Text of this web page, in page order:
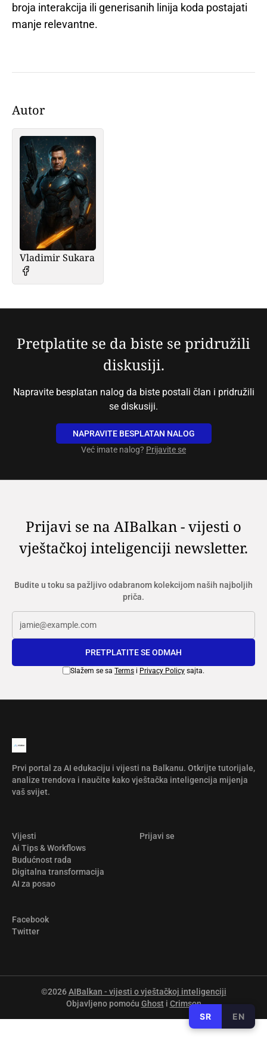
broja interakcija ili generisanih linija koda postajati
manje relevantne.
Autor
Vladimir Sukara
Pretplatite se da biste se pridružili
diskusiji.
Napravite besplatan nalog da biste postali član i pridružili
se diskusiji.
NAPRAVITE BESPLATAN NALOG
Već imate nalog? Prijavite se
Prijavi se na AIBalkan - vijesti o
vještačkoj inteligenciji newsletter.
Budite u toku sa pažljivo odabranom kolekcijom naših najboljih
priča.
PRETPLATITE SE ODMAH
Slažem se sa Terms i Privacy Policy sajta.
Prvi portal za AI edukaciju i vijesti na Balkanu. Otkrijte tutorijale,
analize trendova i naučite kako vještačka inteligencija mijenja
vaš svijet.
Vijesti
Ai Tips & Workflows
Budućnost rada
Digitalna transformacija
AI za posao
Prijavi se
Facebook
Twitter
©2026AIBalkan - vijesti o vještačkoj inteligenciji
Objavljeno pomoću Ghosti Crimson
SR EN